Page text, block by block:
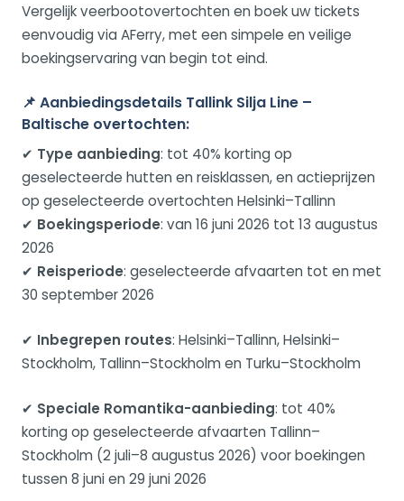
Vergelijk veerbootovertochten en boek uw tickets
eenvoudig via AFerry, met een simpele en veilige
boekingservaring van begin tot eind.
📌 Aanbiedingsdetails Tallink Silja Line –
Baltische overtochten:
✔ Type aanbieding: tot 40% korting op
geselecteerde hutten en reisklassen, en actieprijzen
op geselecteerde overtochten Helsinki–Tallinn
✔ Boekingsperiode: van 16 juni 2026 tot 13 augustus
2026
✔ Reisperiode: geselecteerde afvaarten tot en met
30 september 2026
✔ Inbegrepen routes: Helsinki–Tallinn, Helsinki–
Stockholm, Tallinn–Stockholm en Turku–Stockholm
✔ Speciale Romantika-aanbieding: tot 40%
korting op geselecteerde afvaarten Tallinn–
Stockholm (2 juli–8 augustus 2026) voor boekingen
tussen 8 juni en 29 juni 2026